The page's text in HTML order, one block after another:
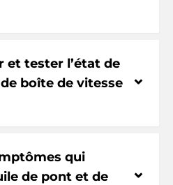
et tester l’état de
boîte de vitesse
⌃
qui
de pont et de
⌃